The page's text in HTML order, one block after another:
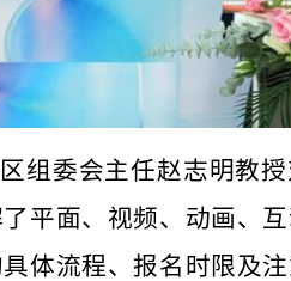
组委会主任赵志明教
平面、视频、动画、互
具体流程、报名时限及